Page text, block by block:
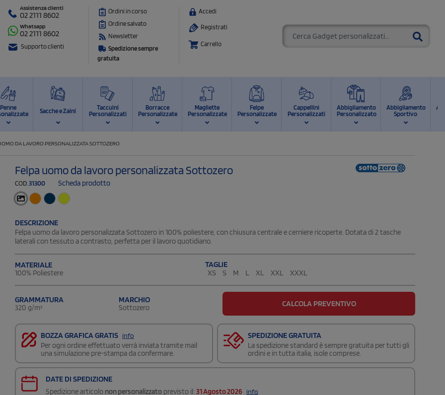
Assistenza clienti
02 2111 8602
Whatsapp
02 2111 8602
Supporto clienti
Ordini in corso
Ordine salvato
Newsletter
Spedizione sempre
gratuita
Accedi
Registrati
Carrello
Penne
Sacche e Zaini
Taccuini
Personalizzati
Borracce
Personalizzate
Magliette
Personalizzate
Felpe
Personalizzate
Cappellini
Personalizzati
Abbigliamento
Personalizzato
Abbigliamento
Sportivo
DA LAVORO PERSONALIZZATA SOTTOZERO
Felpa uomo da lavoro personalizzata Sottozero
COD. 31300 Scheda prodotto
DESCRIZIONE
Felpa uomo da lavoro personalizzata Sottozero in 100% poliestere, con chiusura centrale e cerniere ricoperte. Dotata di 2 tasche
laterali con tessuto a contrasto, perfetta per il lavoro quotidiano.
MATERIALE
100% Poliestere
TAGLIE
XS
S M L XL XXL XXXL
GRAMMATURA
320 g/m²
MARCHIO
Sottozero CALCOLA PREVENTIVO
BOZZA GRAFICA GRATIS info
Per ogni ordine effettuato verrà inviata tramite mail
una simulazione pre-stampa da confermare.
SPEDIZIONE GRATUITA
La spedizione standard è sempre gratuita per tutti gli
ordini e in tutta italia, isole comprese.
DATE DI SPEDIZIONE
Spedizione articolo non personalizzato previsto il: 31 Agosto 2026 info